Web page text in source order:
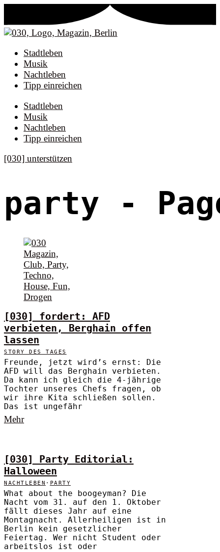
Stadtleben
Musik
Nachtleben
Tipp einreichen
Stadtleben
Musik
Nachtleben
Tipp einreichen
[030] unterstützen
party -
[030] fordert: AFD
verbieten, Berghain offen
lassen
STORY DES TAGES
Freunde, jetzt wird’s ernst: Die
AFD will das Berghain verbieten.
Da kann ich gleich die 4-jährige
Tochter unseres Chefs fragen, ob
wir ihre Kita schließen sollen.
Das ist ungefähr
Mehr
[030] Party Editorial:
Halloween
NACHTLEBEN · PARTY
What about the boogeyman? Die
Nacht vom 31. auf den 1. Oktober
fällt dieses Jahr auf eine
Montagnacht. Allerheiligen ist in
Berlin kein gesetzlicher
Feiertag. Wer nicht Student oder
arbeitslos ist oder